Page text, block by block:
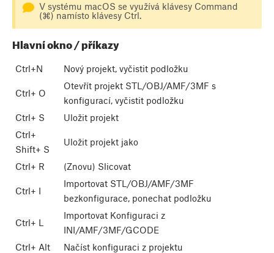
V systému macOS se využívá klávesy Command
(⌘)namísto klávesy Ctrl.
Hlavní okno / příkazy
Ctrl+N Nový projekt, vyčistit podložku
Ctrl+ O
Otevřít projekt STL/OBJ/AMF/3MF s
konfigurací, vyčistit podložku
Ctrl+ S
Uložit projekt
Ctrl+
Shift+ S
Uložit projekt jako
Ctrl+ R (Znovu) Slicovat
Ctrl+ I
Importovat STL/OBJ/AMF/3MF
bezkonfigurace, ponechat podložku
Ctrl+ L
Importovat Konfiguraci z
INI/AMF/3MF/GCODE
Ctrl+ Alt
Načíst konfiguraci z projektu